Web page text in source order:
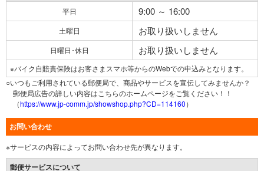
平日 9:00 ～ 16:00
土曜日 お取り扱いしません
日曜日･休日 お取り扱いしません
※バイク自賠責保険はお客さまスマホ等からのWebでの申込みとなります。
○いつもご利用されている郵便局で、商品やサービスを宣伝してみませんか？
郵便局広告の詳しい内容はこちらのホームページをご覧ください！！
（https://www.jp-comm.jp/showshop.php?CD=114160）
お問い合わせ
※サービスの内容によってお問い合わせ先が異なります。
郵便サービスについて